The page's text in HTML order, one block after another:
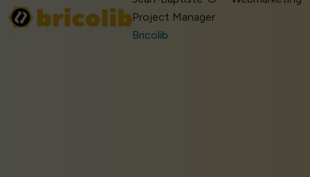
Project Manager
Bricolib